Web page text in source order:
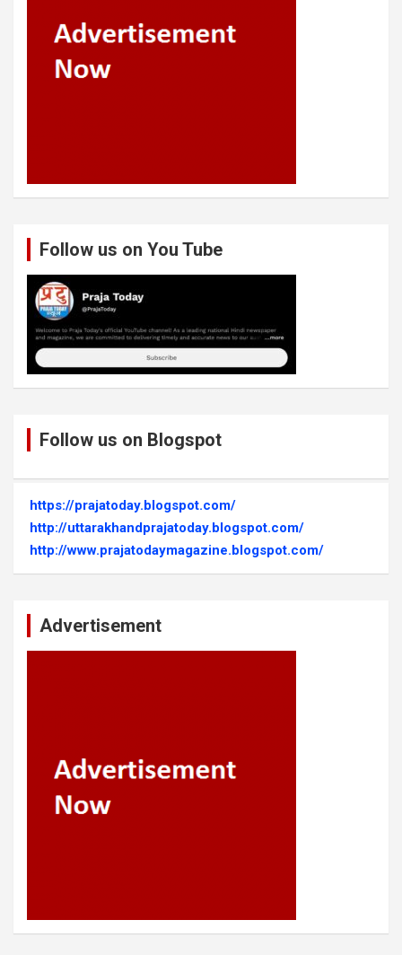
Follow us on You Tube
Follow us on Blogspot
https://prajatoday.blogspot.com/
http://uttarakhandprajatoday.blogspot.com/
http://www.prajatodaymagazine.blogspot.com/
Advertisement